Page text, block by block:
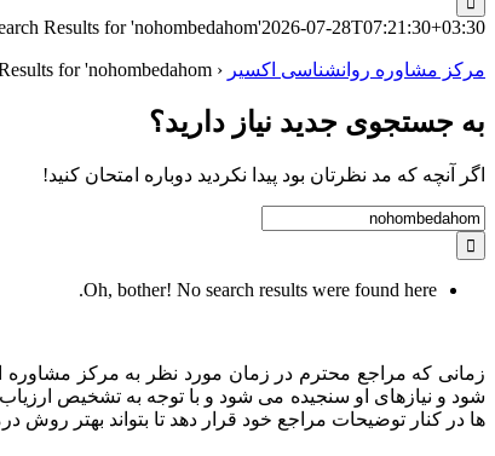
Results for 'nohombedahom'2026-07-28T07:21:30+03:30
مرکز مشاوره روانشناسی اکسیر ‹
for 'nohombedahom'
به جستجوی جديد نياز داريد؟
اگر آنچه که مد نظرتان بود پیدا نکردید دوباره امتحان کنید!
Search
for:
Oh, bother! No search results were found here.
زمانی که مراجع محترم در زمان مورد نظر به مرکز مشاوره
شود و نیازهای او سنجیده می شود و با توجه به تشخیص
ها در کنار توضیحات مراجع خود قرار دهد تا بتواند بهتر روش